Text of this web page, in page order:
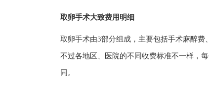
取卵手术大致费用明细
取卵手术由3部分组成，主要包括手术麻醉费
不过各地区、医院的不同收费标准不一样，
同。